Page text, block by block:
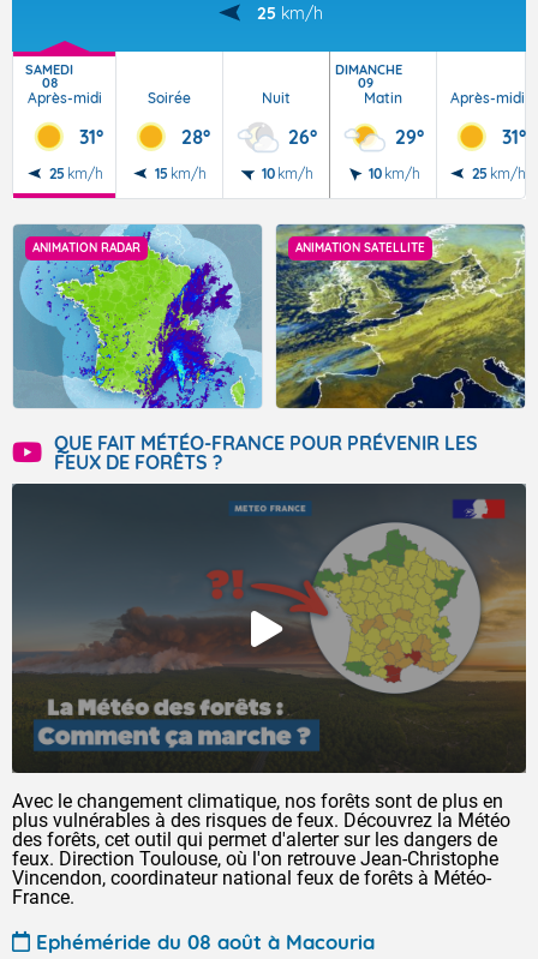
25 km/h
SAMEDI
08
Après-midi
31°
25 km/h
Soirée
28°
15 km/h
Nuit
26°
10 km/h
DIMANCHE
09
Matin
29°
10 km/h
Après-midi
31°
25 km/h
ANIMATION RADAR ANIMATION SATELLITE
QUE FAIT MÉTÉO-FRANCE POUR PRÉVENIR LES
FEUX DE FORÊTS ?
Avec le changement climatique, nos forêts sont de plus en
plus vulnérables à des risques de feux. Découvrez la Météo
des forêts, cet outil qui permet d'alerter sur les dangers de
feux. Direction Toulouse, où l'on retrouve Jean-Christophe
Vincendon, coordinateur national feux de forêts à Météo-
France.
Ephéméride du 08 août à Macouria